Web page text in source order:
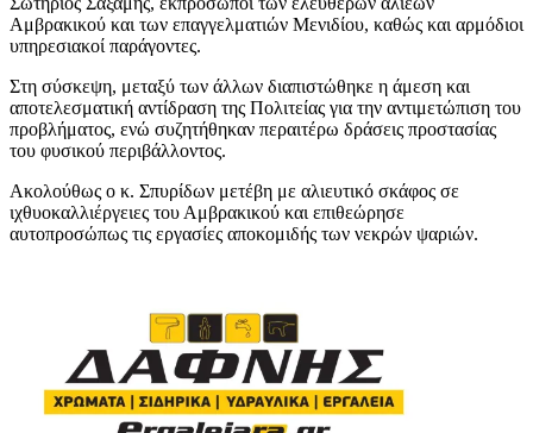
Αμβρακικού και των επαγγελματιών Μενιδίου, καθώς και αρμόδιοι
υπηρεσιακοί παράγοντες.
Στη σύσκεψη, μεταξύ των άλλων διαπιστώθηκε η άμεση και
αποτελεσματική αντίδραση της Πολιτείας για την αντιμετώπιση του
προβλήματος, ενώ συζητήθηκαν περαιτέρω δράσεις προστασίας
του φυσικού περιβάλλοντος.
Ακολούθως ο κ. Σπυρίδων μετέβη με αλιευτικό σκάφος σε
ιχθυοκαλλιέργειες του Αμβρακικού και επιθεώρησε
αυτοπροσώπως τις εργασίες αποκομιδής των νεκρών ψαριών.